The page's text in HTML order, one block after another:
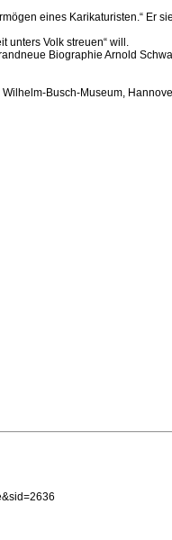
eines Karikaturisten.“ Er
unters Volk streuen“ will.
Biographie Arnold
Busch-Museum,